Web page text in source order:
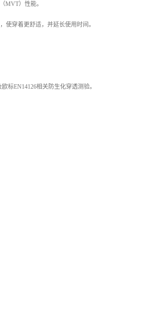
MVT）性能。
使穿着更舒适，并延长使用时间。
标EN14126相关防生化穿透测验。